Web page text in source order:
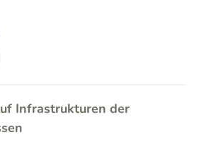
Infrastrukturen der